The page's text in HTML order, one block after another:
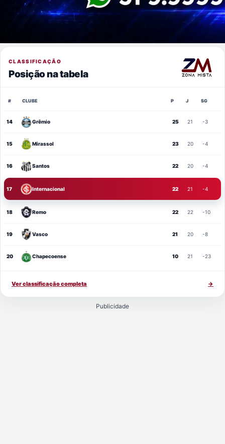
CLASSIFICAÇÃO
Posição na tabela
# CLUBE P J SG
14 Grêmio 25 21 -3
15 Mirassol 23 20 -4
16 Santos 22 20 -4
17 Internacional 22 21 -4
18 Remo 22 22 -10
19 Vasco 21 20 -8
20 Chapecoense 10 21 -23
Ver classificação completa →
Publicidade